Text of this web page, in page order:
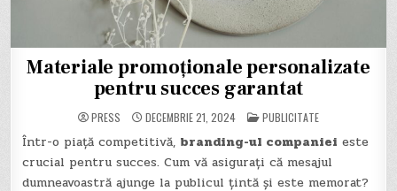
Materiale promoționale personalizate
pentru succes garantat
PRESS DECEMBRIE 21, 2024 POSTED
IN
PUBLICITATE
Într-o piață competitivă, branding-ul companiei este
crucial pentru succes. Cum vă asigurați că mesajul
dumneavoastră ajunge la publicul țintă și este memorat?